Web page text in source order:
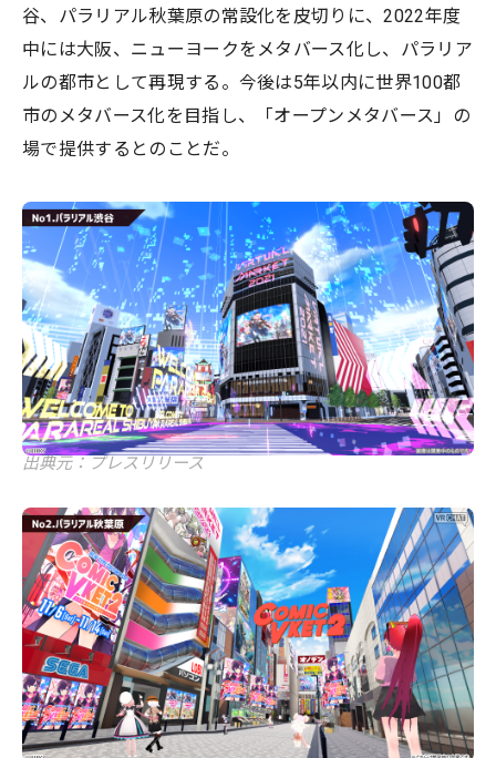
谷、パラリアル秋葉原の常設化を皮切りに、2022年度
中には大阪、ニューヨークをメタバース化し、パラリア
ルの都市として再現する。今後は5年以内に世界100都
市のメタバース化を目指し、「オープンメタバース」の
場で提供するとのことだ。
出典元：プレスリリース